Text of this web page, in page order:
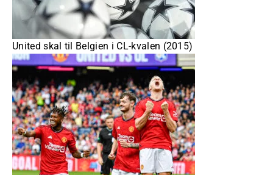
United skal til Belgien i CL-kvalen (2015)